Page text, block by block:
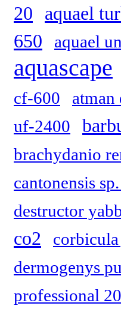
20 aquael
650
aquael
aquascape
cf-600
uf-2400
brachydanio
cantonensis
destructor
co2
dermogenys
professional